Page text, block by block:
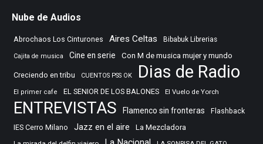
Nube de Audios
Abrochaos Los Cinturones Aires Celtas Bibabuk Librerias
Cajita de musica Cine en serie Con M de musica mujer y mundo
Creciendo en tribu CUENTOS PSS OK Dias de Radio
El primer cafe EL SENIOR DE LOS BALONES El Vuelo de Yorch
ENTREVISTAS Flamenco sin fronteras Flashback
IES Cerro Milano Jazz en el aire La Mezcladora